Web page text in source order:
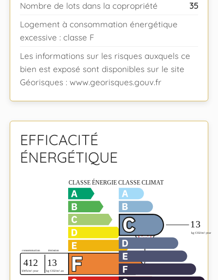
Nombre de lots dans la copropriété
35
Logement à consommation énergétique
excessive : classe F
Les informations sur les risques auxquels ce
bien est exposé sont disponibles sur le site
Géorisques : www.georisques.gouv.fr
EFFICACITÉ
ÉNERGÉTIQUE